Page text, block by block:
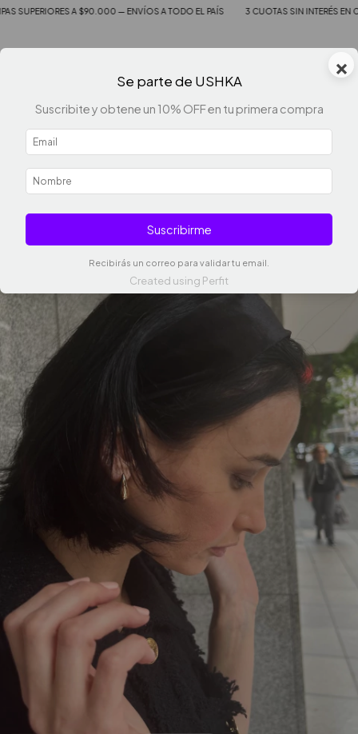
A $90.000 — ENVÍOS A TODO EL PAÍS 3 CUOTAS SIN INTERÉS EN
×
Se parte de USHKA
Suscribite y obtene un 10% OFF en tu primera compra
Suscribirme
Recibirás un correo para validar tu email.
Created using Perfit